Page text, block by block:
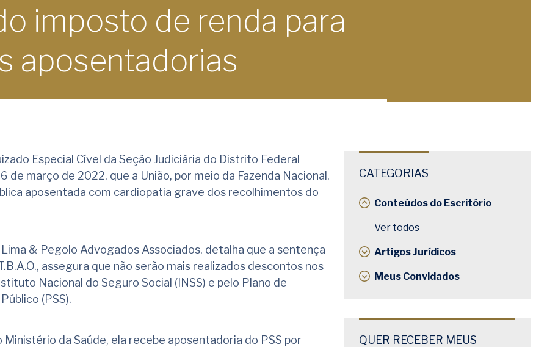
imposto de renda para
aposentadorias
CATEGORIAS
Conteúdos do Escritório
Ver todos
Artigos Jurídicos
Meus Convidados
Especial Cível da Seção Judiciária do Distrito Federal
de março de 2022, que a União, por meio da Fazenda Nacional,
aposentada com cardiopatia grave dos recolhimentos do
& Pegolo Advogados Associados, detalha que a sentença
assegura que não serão mais realizados descontos nos
Nacional do Seguro Social (INSS) e pelo Plano de
(PSS).
da Saúde, ela recebe aposentadoria do PSS por
QUER RECEBER MEUS